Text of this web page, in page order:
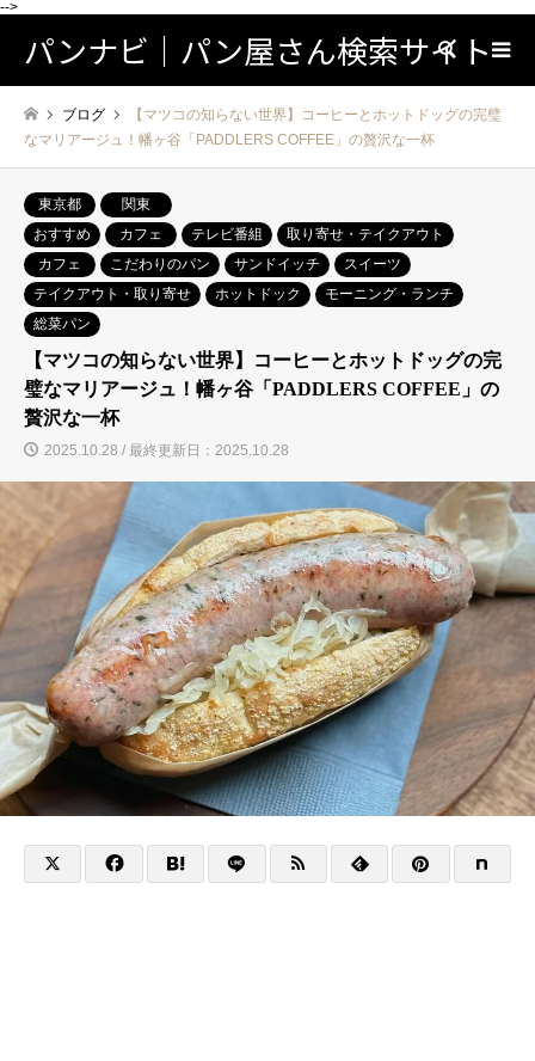
-->
パンナビ｜パン屋さん検索サイト検索
ブログ
【マツコの知らない世界】コーヒーとホットドッグの完璧
なマリアージュ！幡ヶ谷「PADDLERS COFFEE」の贅沢な一杯
東京都
関東
おすすめ
カフェ テレビ番組
取り寄せ・テイクアウト
カフェ
こだわりのパン サンドイッチ
スイーツ
テイクアウト・取り寄せ
ホットドック
モーニング・ランチ
総菜パン
【マツコの知らない世界】コーヒーとホットドッグの完
璧なマリアージュ！幡ヶ谷「PADDLERS COFFEE」の
贅沢な一杯
2025.10.28 / 最終更新日：2025.10.28